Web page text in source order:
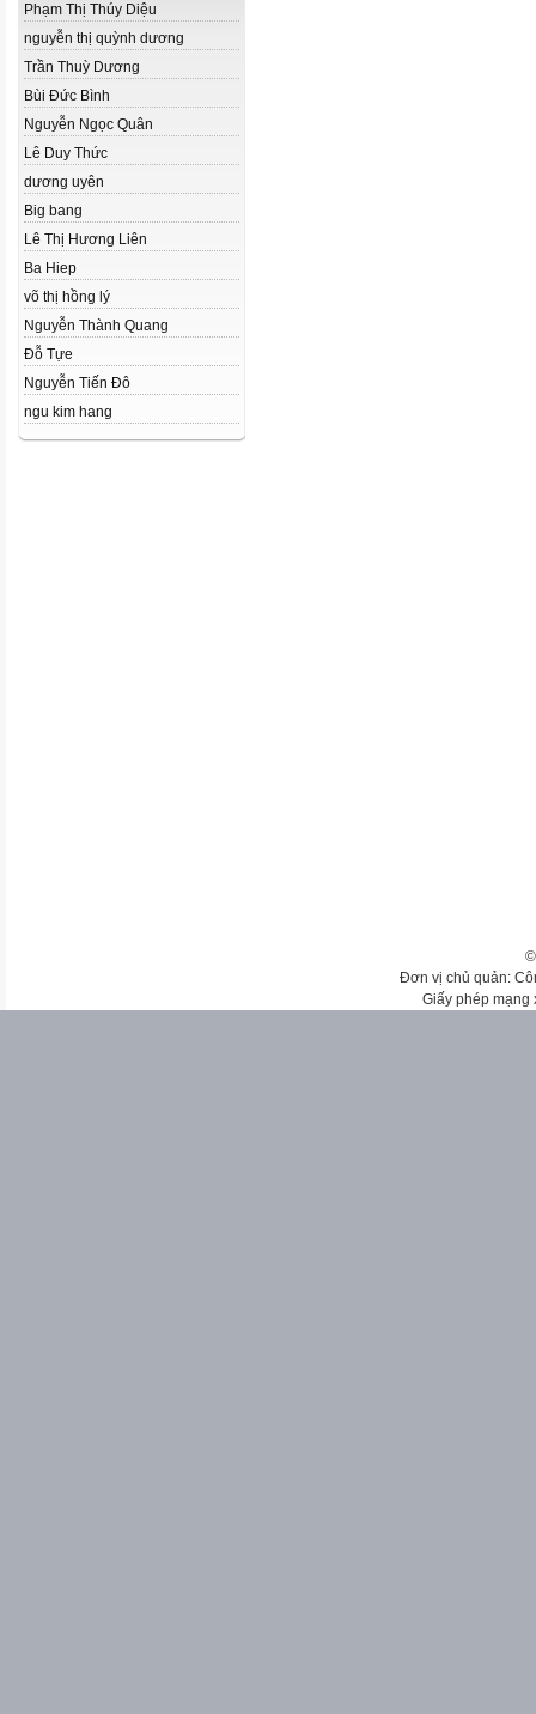
Phạm Thị Thúy Diệu
nguyễn thị quỳnh dương
Trần Thuỳ Dương
Bùi Đức Bình
Nguyễn Ngọc Quân
Lê Duy Thức
dương uyên
Big bang
Lê Thị Hương Liên
Ba Hiep
võ thị hồng lý
Nguyễn Thành Quang
Đỗ Tựe
Nguyễn Tiến Đô
ngu kim hang
Đơn vị chủ quản:
Giấy phép mạng